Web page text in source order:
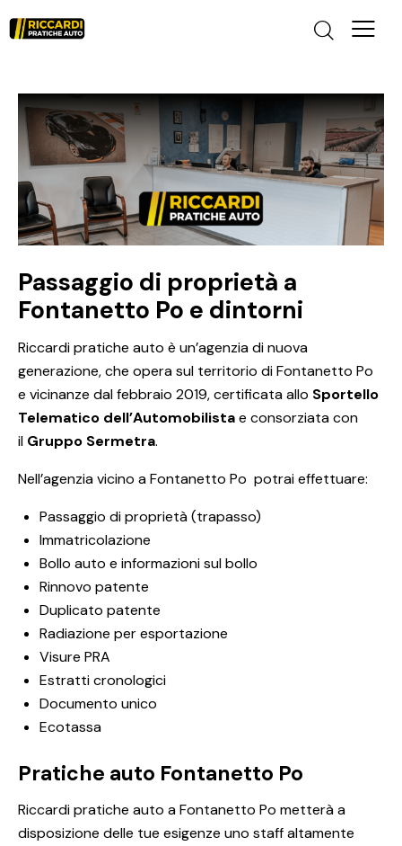
Passaggio di proprietà a
Fontanetto Po e dintorni
Riccardi pratiche auto è un’agenzia di nuova
generazione, che opera sul territorio di Fontanetto Po
e vicinanze dal febbraio 2019, certificata allo Sportello
Telematico dell’Automobilistae consorziata con
il Gruppo Sermetra.
Nell’agenzia vicino a Fontanetto Po potrai effettuare:
Passaggio di proprietà (trapasso)
Immatricolazione
Bollo auto e informazioni sul bollo
Rinnovo patente
Duplicato patente
Radiazione per esportazione
Visure PRA
Estratti cronologici
Documento unico
Ecotassa
Pratiche auto Fontanetto Po
Riccardi pratiche auto a Fontanetto Po metterà a
disposizione delle tue esigenze uno staff altamente